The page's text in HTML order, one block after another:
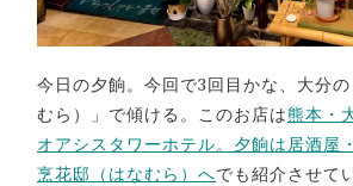
今日の夕餉。今回で3回目かな、大分
むら）」で傾ける。このお店は熊本・
オアシスタワーホテル。夕餉は居酒屋
烹花邸（はなむら）へでも紹介させて